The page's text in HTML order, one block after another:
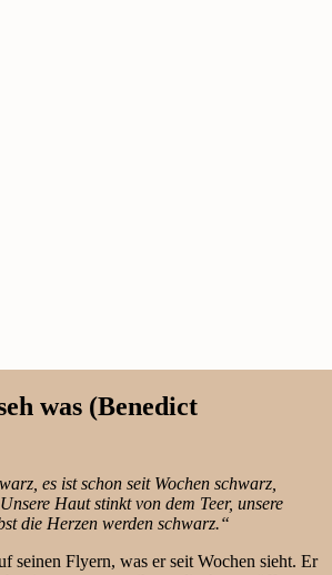
was (Benedict
es ist schon seit Wochen schwarz,
Haut stinkt von dem Teer, unsere
die Herzen werden schwarz.“
seinen Flyern, was er seit Wochen sieht. Er